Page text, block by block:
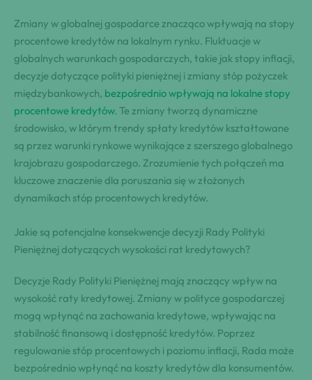
Zmiany w globalnej gospodarce znacząco wpływają na stopy
procentowe kredytów na lokalnym rynku. Fluktuacje w
globalnych warunkach gospodarczych, takie jak stopy inflacji,
decyzje dotyczące polityki pieniężnej i zmiany stóp pożyczek
międzybankowych, bezpośrednio wpływają na lokalne stopy
procentowe kredytów. Te zmiany tworzą dynamiczne
środowisko, w którym trendy spłaty kredytów kształtowane
są przez warunki rynkowe wynikające z szerszego globalnego
krajobrazu gospodarczego. Zrozumienie tych połączeń ma
kluczowe znaczenie dla poruszania się w złożonych
dynamikach stóp procentowych kredytów.
Jakie są potencjalne konsekwencje decyzji Rady Polityki
Pieniężnej dotyczących wysokości rat kredytowych?
Decyzje Rady Polityki Pieniężnej mają znaczący wpływ na
wysokość raty kredytowej. Zmiany w polityce gospodarczej
mogą wpłynąć na zachowania kredytowe, wpływając na
stabilność finansową i dostępność kredytów. Poprzez
regulowanie stóp procentowych i poziomu inflacji, Rada może
bezpośrednio wpłynąć na koszty kredytów dla konsumentów.